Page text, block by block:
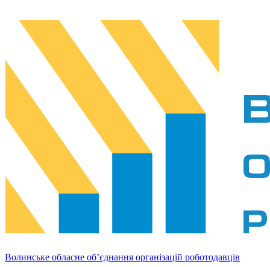
Волинське обласне об’єднання організацій роботодавців